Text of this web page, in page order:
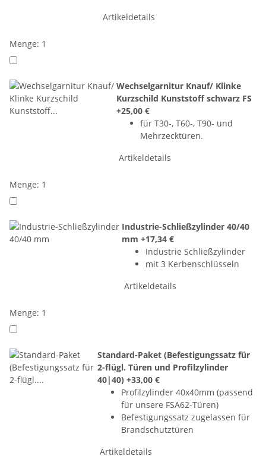
Artikeldetails
Menge: 1
Wechselgarnitur Knauf/ Klinke
Kurzschild Kunststoff schwarz FS
+25,00 €
für T30-, T60-, T90- und
Mehrzecktüren.
Artikeldetails
Menge: 1
Industrie-Schließzylinder 40/40
mm+17,34 €
Industrie Schließzylinder
mit 3 Kerbenschlüsseln
Artikeldetails
Menge: 1
Standard-Paket (Befestigungssatz für
2-flügl. Türen und Profilzylinder
40|40)+33,00 €
Profilzylinder 40x40mm (passend
für unsere FSA62-Türen)
Befestigungssatz zugelassen für
Brandschutztüren
Artikeldetails